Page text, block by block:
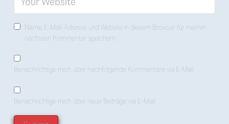
Name, E-Mail-Adresse und Website in diesem Browser für meinen
nächsten Kommentar speichern.
Benachrichtige mich über nachfolgende Kommentare via E-Mail.
Benachrichtige mich über neue Beiträge via E-Mail.